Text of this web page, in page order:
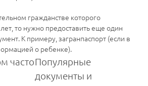
гражданстве которого
то нужно предоставить еще один
К примеру, загранпаспорт (если в
о ребенке).
частоПопулярные
документы и